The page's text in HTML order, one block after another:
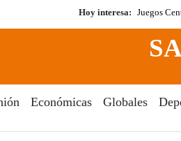
Hoy interesa: Juegos
Económicas Globales